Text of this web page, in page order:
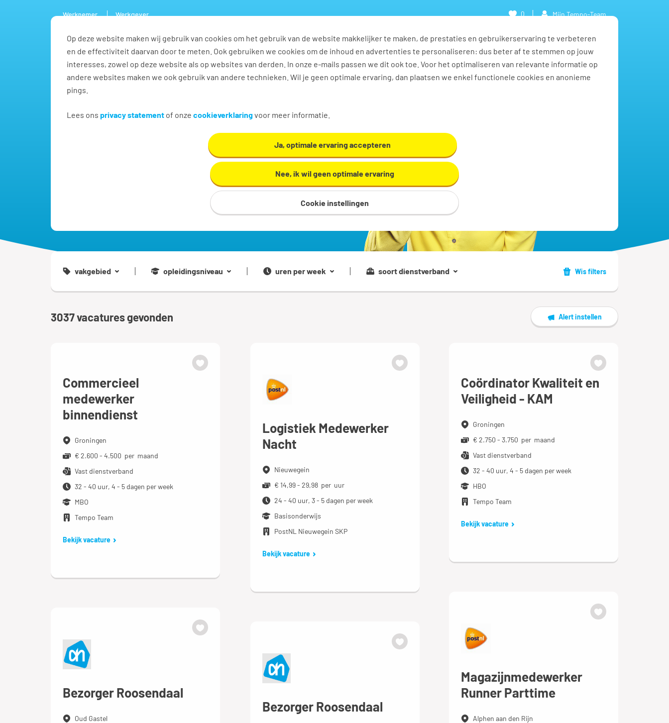
Op deze website maken wij gebruik van cookies om het gebruik van de website makkelijker te maken, de prestaties en gebruikerservaring te verbeteren
en de effectiviteit daarvan door te meten. Ook gebruiken we cookies om de inhoud en advertenties te personaliseren: dus beter af te stemmen op jouw
interesses, zowel op deze website als op websites van derden. In onze e-mails passen we dit ook toe. Voor het optimaliseren van relevante informatie op
andere websites maken we ook gebruik van andere technieken. Wil je geen optimale ervaring, dan plaatsen we enkel functionele cookies en anonieme
pings.
Lees ons privacy statement of onze cookieverklaringvoor meer informatie.
Ja, optimale ervaring accepteren
Nee, ik wil geen optimale ervaring
Cookie instellingen
Werknemer Werkgever
Vacatures Ontwikkel jezelf Werkplezier Contact
0 Mijn Tempo-Team
Vind jouw volgende baan
vakgebied opleidingsniveau uren per week soort dienstverband Wis filters
3037vacatures gevonden Alert instellen
Commercieel
medewerker
binnendienst
Groningen
€ 2.600 - 4.500 per maand
Vast dienstverband
32 - 40 uur, 4 - 5 dagen per week
MBO
Tempo Team
Bekijk vacature
Logistiek Medewerker
Nacht
Nieuwegein
€ 14,99 - 29,98 per uur
24 - 40 uur, 3 - 5 dagen per week
Basisonderwijs
PostNL Nieuwegein SKP
Bekijk vacature
Coördinator Kwaliteit en
Veiligheid - KAM
Groningen
€ 2.750 - 3.750 per maand
Vast dienstverband
32 - 40 uur, 4 - 5 dagen per week
HBO
Tempo Team
Bekijk vacature
Magazijnmedewerker
Runner Parttime
Alphen aan den Rijn
Bezorger Roosendaal
Oud Gastel
Bezorger Roosendaal